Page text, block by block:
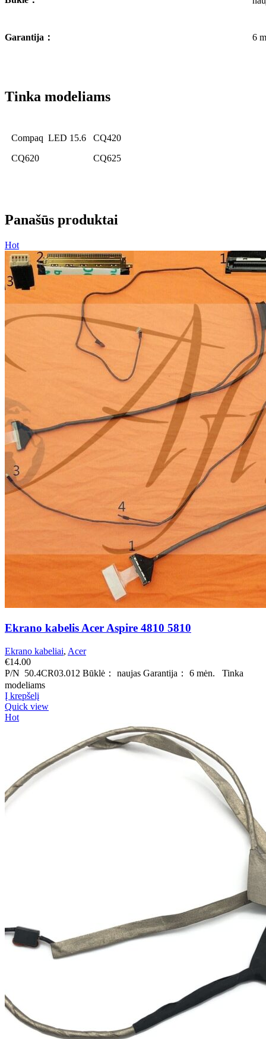
Garantija ： 6
Tinka modeliams
Compaq LED 15.6
CQ620
CQ420
CQ625
Panašūs produktai
Hot
Ekrano kabelis Acer Aspire 4810 5810
Ekrano kabeliai, Acer
€14.00
P/N 50.4CR03.012 Būklė： naujas Garantija： 6 mėn. Tinka
modeliams
Į krepšelį
Quick view
Hot